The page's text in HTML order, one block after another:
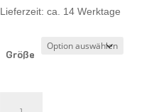
Lieferzeit: ca. 14 Werktage
Größe